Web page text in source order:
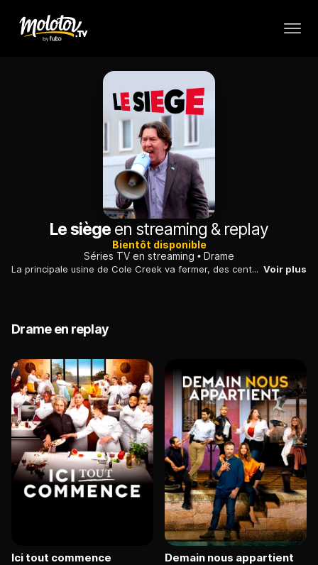
Le siègeen streaming & replay
Bientôt disponible
Séries TV en streaming
Drame
La principale usine de Cole Creek va fermer, des centaines d'emplois sont menacés. La ville risque même de disparaître économiquement. Les syndiqués, menés par le modéré Mario Cormier, organisent une manifestation pacifique et teintée de pessimisme. Voir plus
Drame en replay
Ici tout commence Demain nous appartient